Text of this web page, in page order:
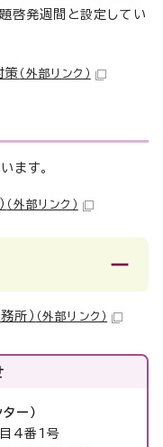
啓発週間と設定してい
策 （外部リンク）
ます。
（外部リンク）
所） （外部リンク）
ー）
4番1号